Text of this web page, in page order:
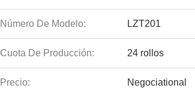
Número De Modelo: LZT201
Cuota De Producción: 24 rollos
Precio: Negociational